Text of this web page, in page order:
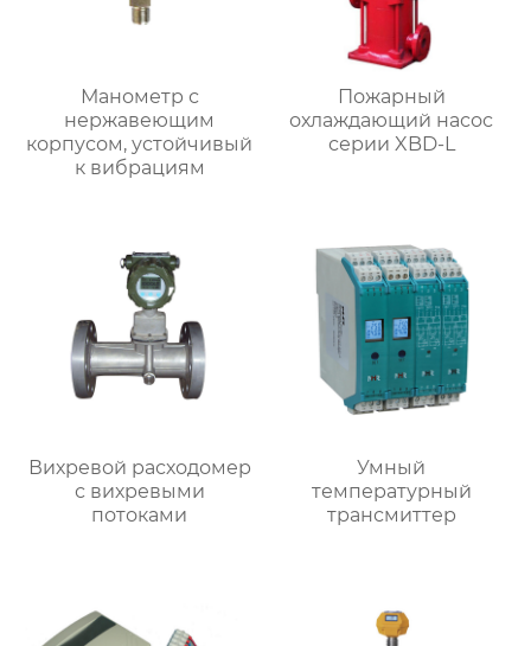
Манометр с
нержавеющим
корпусом, устойчивый
к вибрациям
Пожарный
охлаждающий насос
серии XBD-L
Вихревой расходомер
с вихревыми
потоками
Умный
температурный
трансмиттер